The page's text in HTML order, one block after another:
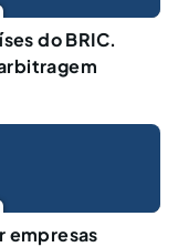
do BRIC.
empresas